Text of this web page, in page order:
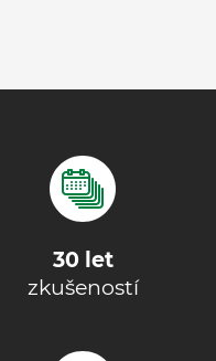
30 let
zkušeností